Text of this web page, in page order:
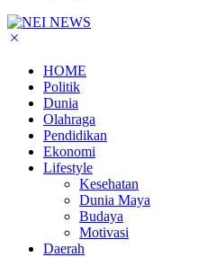
HOME
Politik
Dunia
Olahraga
Pendidikan
Ekonomi
Lifestyle
Kesehatan
Dunia Maya
Budaya
Motivasi
Daerah